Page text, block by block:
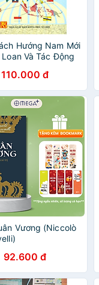
Hướng Nam Mới
Và Tác Động
Nam Á (Sách
110.000 đ
Vương (Niccolò
92.600 đ